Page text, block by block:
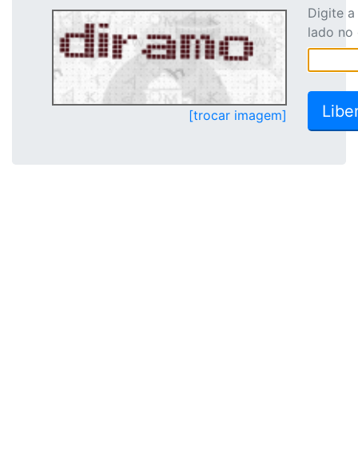
[trocar imagem]
Digite
lado no